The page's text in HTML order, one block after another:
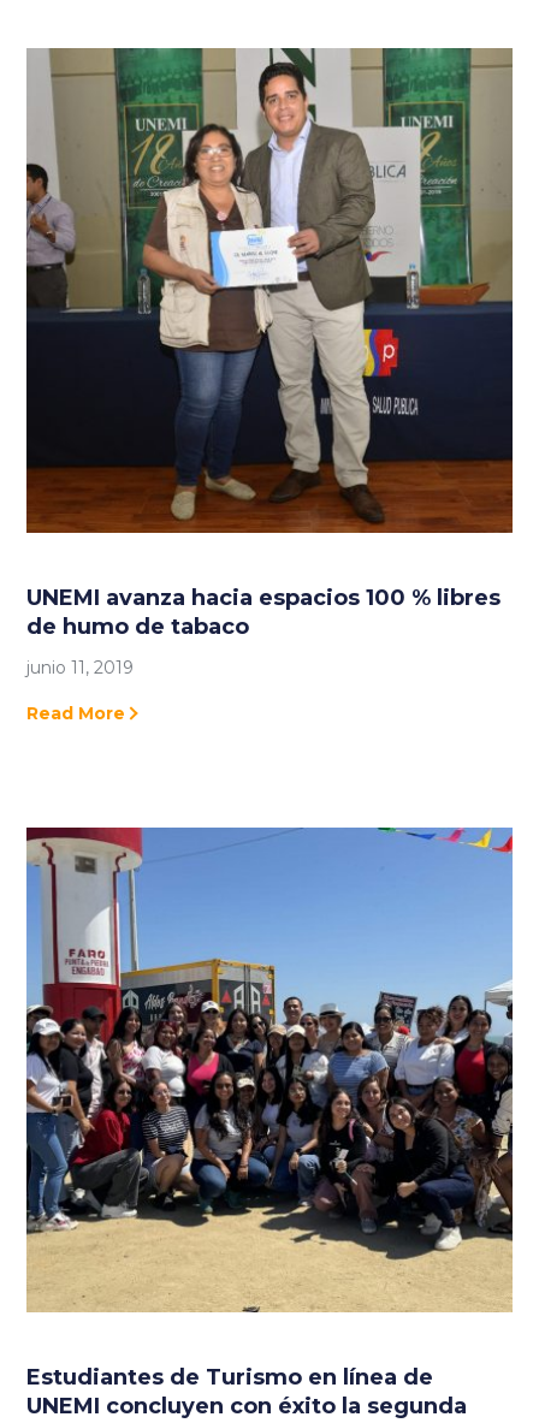
UNEMI avanza hacia espacios 100 % libres
de humo de tabaco
junio 11, 2019
Read More
Estudiantes de Turismo en línea de
UNEMI concluyen con éxito la segunda